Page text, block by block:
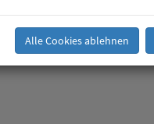
Alle Cookies ablehnen